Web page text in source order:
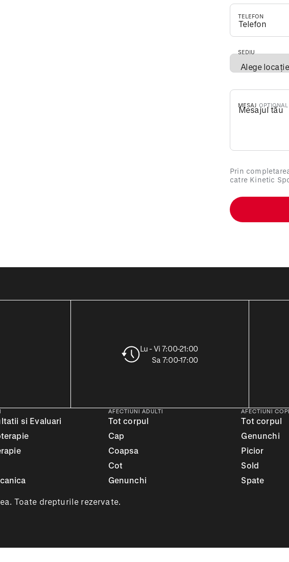
TELEFON
SEDIU
MESAJ
Prin
catre Kinetic
Lu - Vi 7:00-21:00
Sa 7:00-17:00
si Evaluari
AFECTIUNI ADULTI
Tot corpul
Cap
Coapsa
Cot
Genunchi
AFECTIUNI
Tot corpul
Genunchi
Picior
Sold
Spate
Toate drepturile rezervate.